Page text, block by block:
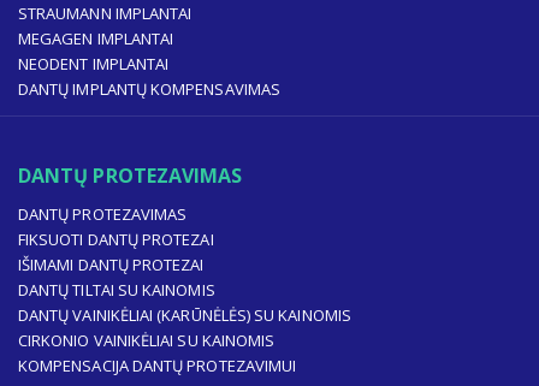
STRAUMANN IMPLANTAI
MEGAGEN IMPLANTAI
NEODENT IMPLANTAI
DANTŲ IMPLANTŲ KOMPENSAVIMAS
DANTŲ PROTEZAVIMAS
DANTŲ PROTEZAVIMAS
FIKSUOTI DANTŲ PROTEZAI
IŠIMAMI DANTŲ PROTEZAI
DANTŲ TILTAI SU KAINOMIS
DANTŲ VAINIKĖLIAI (KARŪNĖLĖS) SU KAINOMIS
CIRKONIO VAINIKĖLIAI SU KAINOMIS
KOMPENSACIJA DANTŲ PROTEZAVIMUI